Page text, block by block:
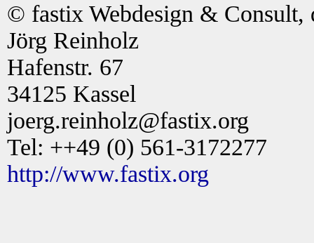
© fastix Webdesign & Consult,
Jörg Reinholz
Hafenstr. 67
34125 Kassel
joerg.reinholz@fastix.org
Tel: ++49 (0) 561-3172277
http://www.fastix.org